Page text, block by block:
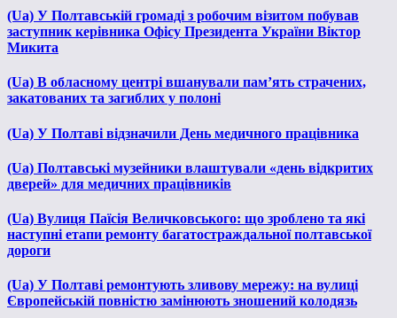
(Ua) У Полтавській громаді з робочим візитом побував
заступник керівника Офісу Президента України Віктор
Микита
(Ua) В обласному центрі вшанували пам’ять страчених,
закатованих та загиблих у полоні
(Ua) У Полтаві відзначили День медичного працівника
(Ua) Полтавські музейники влаштували «день відкритих
дверей» для медичних працівників
(Ua) Вулиця Паїсія Величковського: що зроблено та які
наступні етапи ремонту багатостраждальної полтавської
дороги
(Ua) У Полтаві ремонтують зливову мережу: на вулиці
Європейській повністю замінюють зношений колодязь